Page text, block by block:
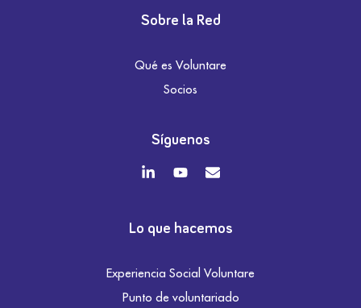
Sobre la Red
Qué es Voluntare
Socios
Síguenos
Lo que hacemos
Experiencia Social Voluntare
Punto de voluntariado